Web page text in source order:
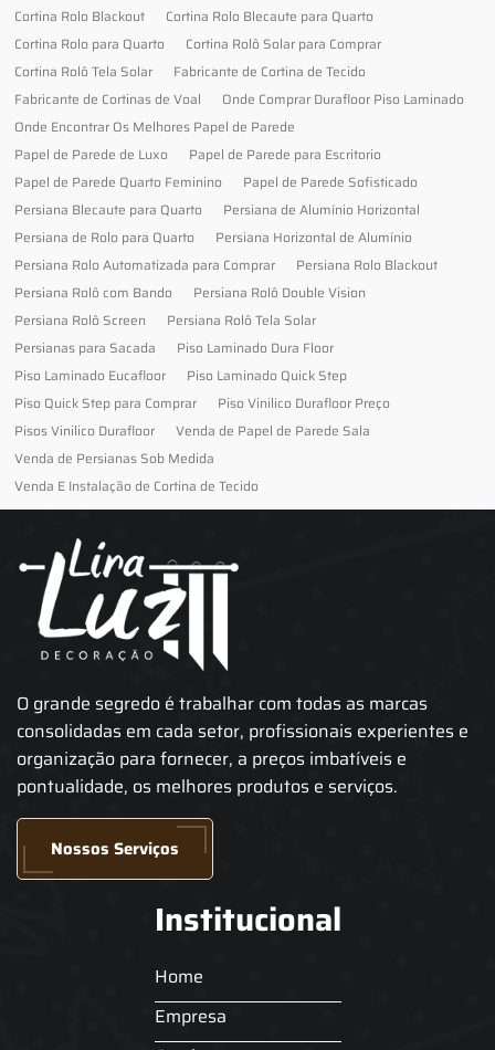
Cortina Rolo Blackout
Cortina Rolo Blecaute para Quarto
Cortina Rolo para Quarto
Cortina Rolô Solar para Comprar
Cortina Rolô Tela Solar
Fabricante de Cortina de Tecido
Fabricante de Cortinas de Voal
Onde Comprar Durafloor Piso Laminado
Onde Encontrar Os Melhores Papel de Parede
Papel de Parede de Luxo
Papel de Parede para Escritorio
Papel de Parede Quarto Feminino
Papel de Parede Sofisticado
Persiana Blecaute para Quarto
Persiana de Alumínio Horizontal
Persiana de Rolo para Quarto
Persiana Horizontal de Alumínio
Persiana Rolo Automatizada para Comprar
Persiana Rolo Blackout
Persiana Rolô com Bando
Persiana Rolô Double Vision
Persiana Rolô Screen
Persiana Rolô Tela Solar
Persianas para Sacada
Piso Laminado Dura Floor
Piso Laminado Eucafloor
Piso Laminado Quick Step
Piso Quick Step para Comprar
Piso Vinilico Durafloor Preço
Pisos Vinilico Durafloor
Venda de Papel de Parede Sala
Venda de Persianas Sob Medida
Venda E Instalação de Cortina de Tecido
O grande segredo é trabalhar com todas as marcas
consolidadas em cada setor, profissionais experientes e
organização para fornecer, a preços imbatíveis e
pontualidade, os melhores produtos e serviços.
Nossos Serviços
Institucional
Home
Empresa